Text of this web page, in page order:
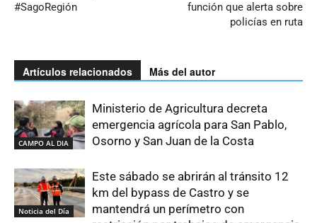
#SagoRegión
función que alerta sobre
policías en ruta
Artículos relacionados Más del autor
CAMPO AL DIA
Ministerio de Agricultura decreta
emergencia agrícola para San Pablo,
Osorno y San Juan de la Costa
Noticia del Día
Este sábado se abrirán al tránsito 12
km del bypass de Castro y se
mantendrá un perímetro con